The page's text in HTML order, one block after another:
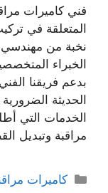
فني كاميرات
المتعلقة في
نخبة من مهندسي
الخبراء
بدعم فريقنا
الحديثة
الخدمات التي
مراقبة وتبديل
كاميرات